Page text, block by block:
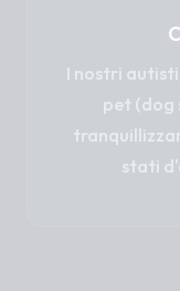
I nostri
pet (dog
stati